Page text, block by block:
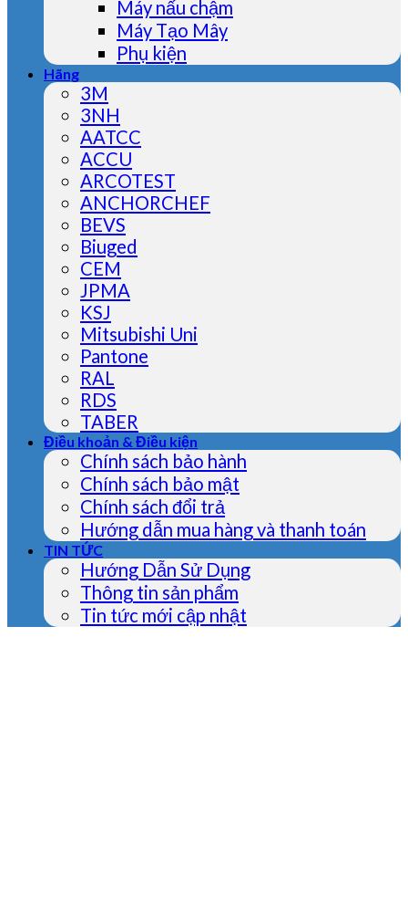
Máy nấu chậm
Máy Tạo Mây
Phụ kiện
Hãng
3M
3NH
AATCC
ACCU
ARCOTEST
ANCHORCHEF
BEVS
Biuged
CEM
JPMA
KSJ
Mitsubishi Uni
Pantone
RAL
RDS
TABER
Điều khoản & Điều kiện
Chính sách bảo hành
Chính sách bảo mật
Chính sách đổi trả
Hướng dẫn mua hàng và thanh toán
TIN TỨC
Hướng Dẫn Sử Dụng
Thông tin sản phẩm
Tin tức mới cập nhật